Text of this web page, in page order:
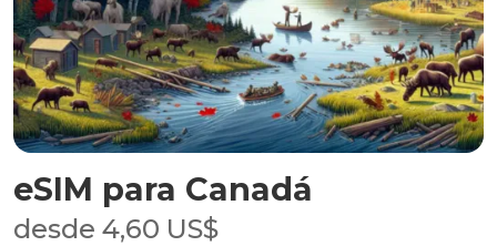
eSIM para Canadá
desde 4,60 US$